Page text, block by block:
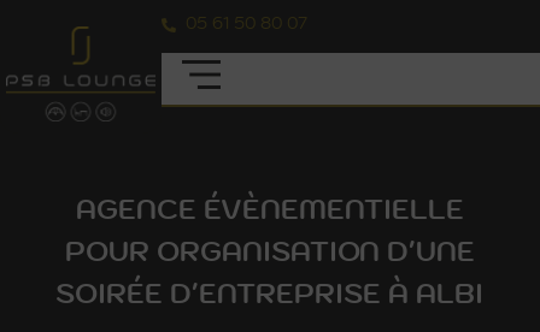
05 61 50 80 07
AGENCE ÉVÈNEMENTIELLE
POUR ORGANISATION D'UNE
SOIRÉE D'ENTREPRISE À ALBI